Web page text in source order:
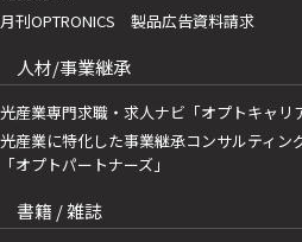
月刊OPTRONICS 製品広告資料請求
人材/事業継承
光産業専門求職・求人ナビ「オプトキャリ
光産業に特化した事業継承コンサルティン
「オプトパートナーズ」
書籍 / 雑誌